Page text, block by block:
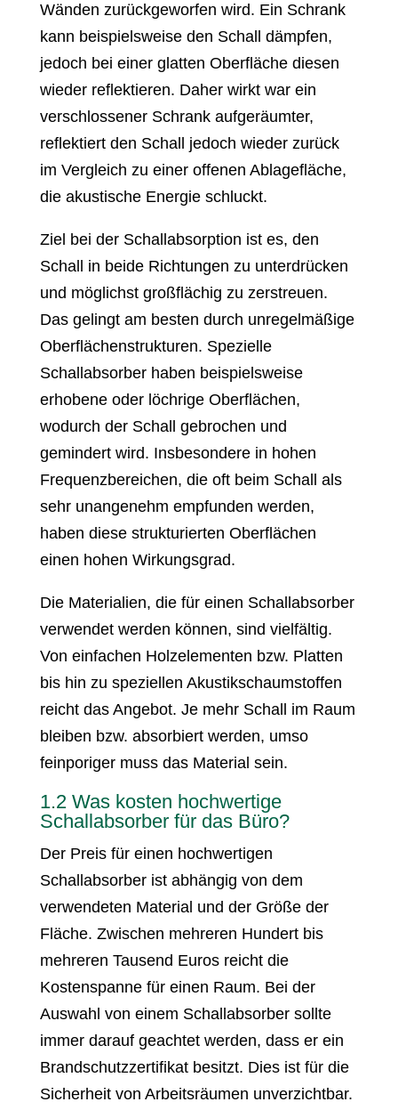
Wänden zurückgeworfen wird. Ein Schrank
kann beispielsweise den Schall dämpfen,
jedoch bei einer glatten Oberfläche diesen
wieder reflektieren. Daher wirkt war ein
verschlossener Schrank aufgeräumter,
reflektiert den Schall jedoch wieder zurück
im Vergleich zu einer offenen Ablagefläche,
die akustische Energie schluckt.
Ziel bei der Schallabsorption ist es, den
Schall in beide Richtungen zu unterdrücken
und möglichst großflächig zu zerstreuen.
Das gelingt am besten durch unregelmäßige
Oberflächenstrukturen. Spezielle
Schallabsorber haben beispielsweise
erhobene oder löchrige Oberflächen,
wodurch der Schall gebrochen und
gemindert wird. Insbesondere in hohen
Frequenzbereichen, die oft beim Schall als
sehr unangenehm empfunden werden,
haben diese strukturierten Oberflächen
einen hohen Wirkungsgrad.
Die Materialien, die für einen Schallabsorber
verwendet werden können, sind vielfältig.
Von einfachen Holzelementen bzw. Platten
bis hin zu speziellen Akustikschaumstoffen
reicht das Angebot. Je mehr Schall im Raum
bleiben bzw. absorbiert werden, umso
feinporiger muss das Material sein.
1.2 Was kosten hochwertige
Schallabsorber für das Büro?
Der Preis für einen hochwertigen
Schallabsorber ist abhängig von dem
verwendeten Material und der Größe der
Fläche. Zwischen mehreren Hundert bis
mehreren Tausend Euros reicht die
Kostenspanne für einen Raum. Bei der
Auswahl von einem Schallabsorber sollte
immer darauf geachtet werden, dass er ein
Brandschutzzertifikat besitzt. Dies ist für die
Sicherheit von Arbeitsräumen unverzichtbar.